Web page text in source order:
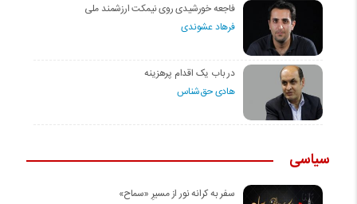
فاجعه خورشیدی روی نیمکت ارزشمند ملی
فرهاد عشوندی
در باب یک اقدام پرهزینه
هادی حق‌شناس
سیاسی
سفر به کرانه‌ نور از مسیرِ «سماح»